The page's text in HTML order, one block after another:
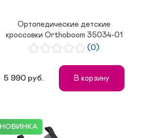
Ортопедические детские
кроссовки Orthoboom 35034-01
синий ...
(0)
5 990 руб. В корзину
НОВИНКА